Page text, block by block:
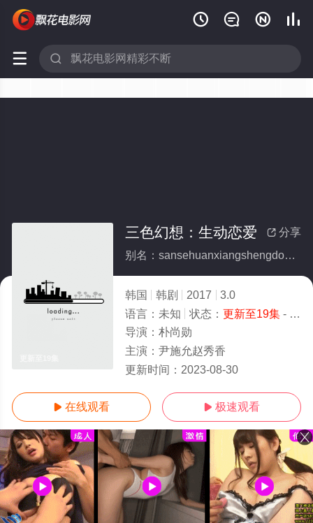
   
 
 分享
三色幻想：生动恋爱
别名：sansehuanxiangshengdonglianai
韩国 韩剧 2017
3.0
语言： 未知 状态： 更新至19集- 免费在线观看
导演： 朴尚勋
主演： 尹施允赵秀香
更新时间： 2023-08-30
 在线观看  极速观看